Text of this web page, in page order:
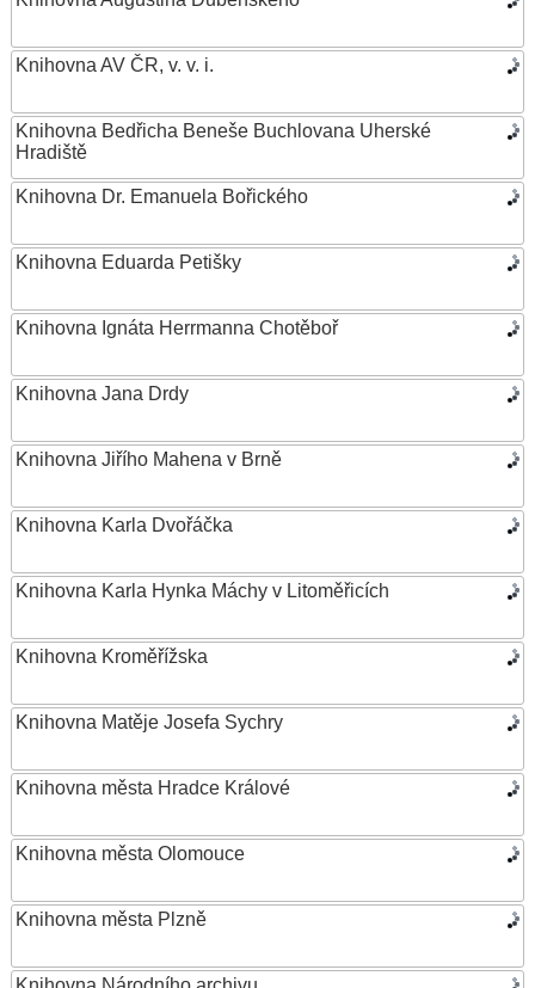
Knihovna AV ČR, v. v. i.
Knihovna Bedřicha Beneše Buchlovana Uherské
Hradiště
Knihovna Dr. Emanuela Bořického
Knihovna Eduarda Petišky
Knihovna Ignáta Herrmanna Chotěboř
Knihovna Jana Drdy
Knihovna Jiřího Mahena v Brně
Knihovna Karla Dvořáčka
Knihovna Karla Hynka Máchy v Litoměřicích
Knihovna Kroměřížska
Knihovna Matěje Josefa Sychry
Knihovna města Hradce Králové
Knihovna města Olomouce
Knihovna města Plzně